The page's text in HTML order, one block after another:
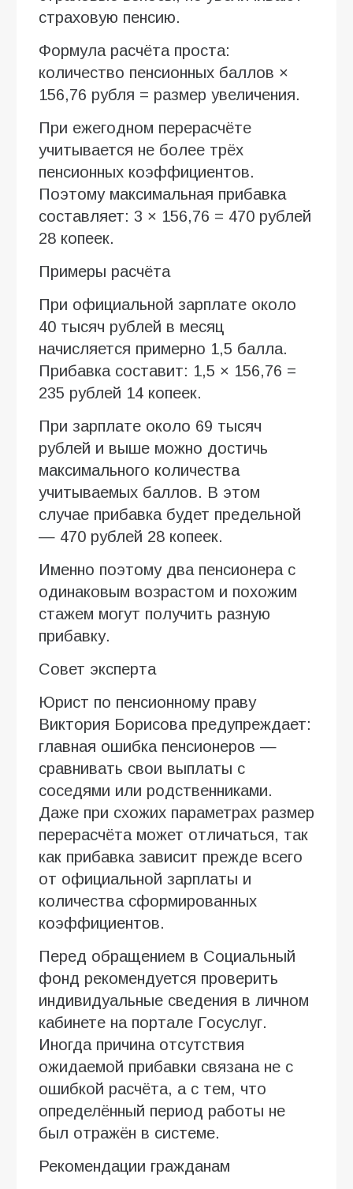
страховую пенсию.
Формула расчёта проста:
количество пенсионных баллов ×
156,76 рубля = размер увеличения.
При ежегодном перерасчёте
учитывается не более трёх
пенсионных коэффициентов.
Поэтому максимальная прибавка
составляет: 3 × 156,76 = 470 рублей
28 копеек.
Примеры расчёта
При официальной зарплате около
40 тысяч рублей в месяц
начисляется примерно 1,5 балла.
Прибавка составит: 1,5 × 156,76 =
235 рублей 14 копеек.
При зарплате около 69 тысяч
рублей и выше можно достичь
максимального количества
учитываемых баллов. В этом
случае прибавка будет предельной
— 470 рублей 28 копеек.
Именно поэтому два пенсионера с
одинаковым возрастом и похожим
стажем могут получить разную
прибавку.
Совет эксперта
Юрист по пенсионному праву
Виктория Борисова предупреждает:
главная ошибка пенсионеров —
сравнивать свои выплаты с
соседями или родственниками.
Даже при схожих параметрах размер
перерасчёта может отличаться, так
как прибавка зависит прежде всего
от официальной зарплаты и
количества сформированных
коэффициентов.
Перед обращением в Социальный
фонд рекомендуется проверить
индивидуальные сведения в личном
кабинете на портале Госуслуг.
Иногда причина отсутствия
ожидаемой прибавки связана не с
ошибкой расчёта, а с тем, что
определённый период работы не
был отражён в системе.
Рекомендации гражданам